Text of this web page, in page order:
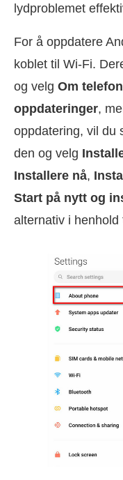
lydproblemet
For å oppdatere
koblet til Wi-Fi.
og velg Om
oppdateringer,
oppdatering, vil du
den og velg
Installere nå,
Start på nytt og
alternativ i